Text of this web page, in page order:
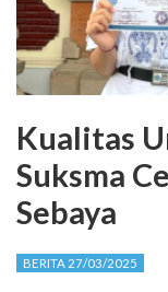
Kualitas
Suksma
Sebaya
BERITA 27/03/2025